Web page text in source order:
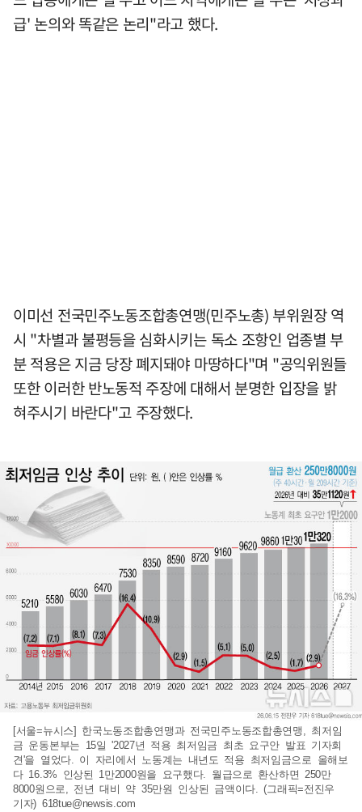
급' 논의와 똑같은 논리"라고 했다.
이미선 전국민주노동조합총연맹(민주노총) 부위원장 역
시 "차별과 불평등을 심화시키는 독소 조항인 업종별 부
분 적용은 지금 당장 폐지돼야 마땅하다"며 "공익위원들
또한 이러한 반노동적 주장에 대해서 분명한 입장을 밝
혀주시기 바란다"고 주장했다.
[서울=뉴시스] 한국노동조합총연맹과 전국민주노동조합총연맹, 최저임
금 운동본부는 15일 '2027년 적용 최저임금 최초 요구안 발표 기자회
견'을 열었다. 이 자리에서 노동계는 내년도 적용 최저임금으로 올해보
다 16.3% 인상된 1만2000원을 요구했다. 월급으로 환산하면 250만
8000원으로, 전년 대비 약 35만원 인상된 금액이다. (그래픽=전진우
기자) 618tue@newsis.com